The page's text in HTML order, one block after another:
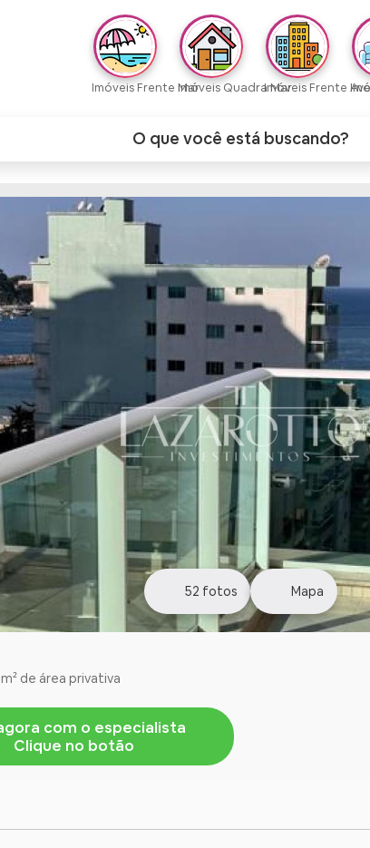
Imóveis Frente MarImóveis Quadra MarImóveis Frente
52 fotos Mapa
m² de área privativa
com o especialista
Clique no botão